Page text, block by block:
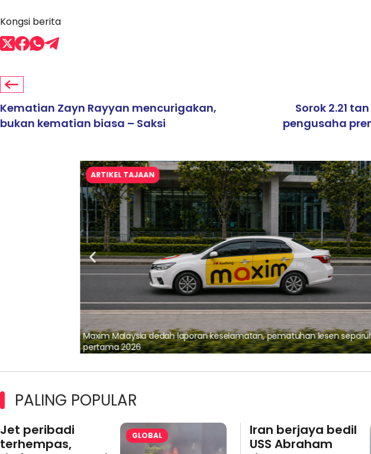
Kongsi berita
Kematian Zayn Rayyan mencurigakan,
bukan kematian biasa – Saksi
Sorok 2.21
pengusaha
ARTIKEL TAJAAN
Maxim Malaysia dedah laporan keselamatan, pematuhan lesen
pertama 2026
PALING POPULAR
Jet peribadi
terhempas,
GLOBAL
Iran berjaya bedil
USS Abraham